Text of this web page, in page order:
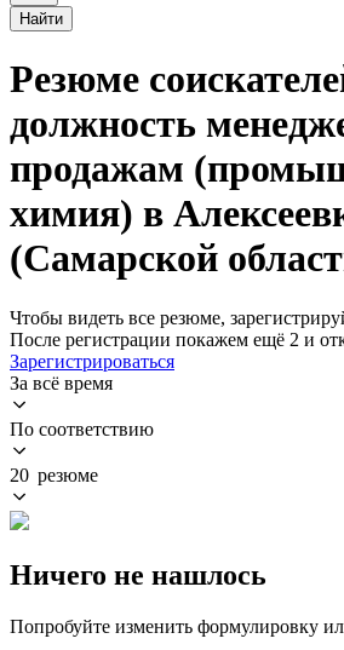
Найти
Резюме
должность
продажам
химия) в
(Самарской
Чтобы видеть все резюме,
После регистрации покажем ещё 2 и
Зарегистрироваться
За всё время
По соответствию
20 резюме
Ничего не нашлось
Попробуйте изменить формулировку